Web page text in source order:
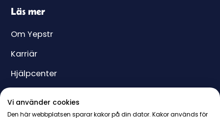
Läs mer
Om Yepstr
Karriär
Hjälpcenter
Pris
Vi använder cookies
Den här webbplatsen sparar kakor på din dator. Kakor används för